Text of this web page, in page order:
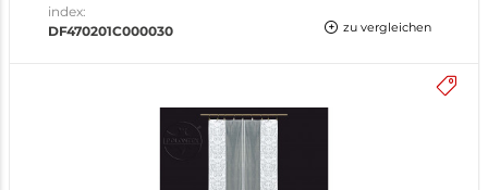
index:
DF470201C000030
zu vergleichen